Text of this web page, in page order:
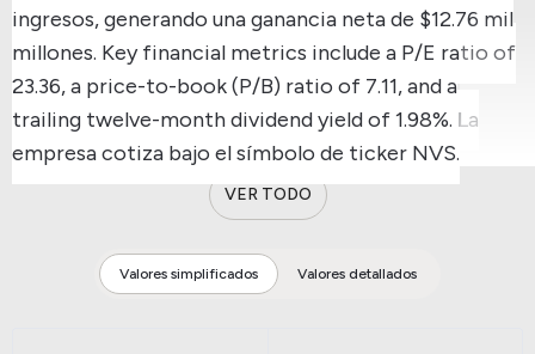
ingresos, generando una ganancia neta de $12.76 mil
millones. Key financial metrics include a P/E ratio of
23.36, a price-to-book (P/B) ratio of 7.11, and a
trailing twelve-month dividend yield of 1.98%. La
empresa cotiza bajo el símbolo de ticker NVS.
VER TODO
Valores simplificados Valores detallados